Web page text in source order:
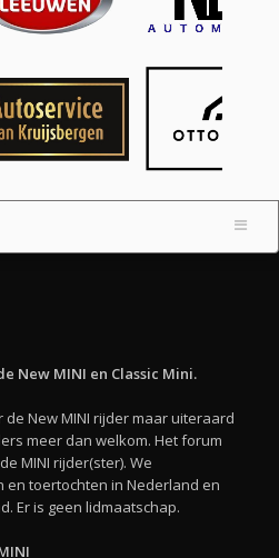
New MINI en Classic Mini.
New MINI rijder maar uiteraard
meer dan welkom. Het forum
MINI rijder(ster). We
toertochten in Nederland en
Er is geen lidmaatschap.